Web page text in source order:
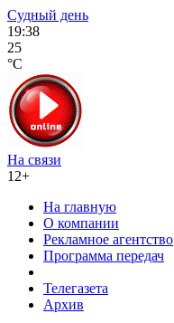
Судный день
19:38
25
°C
На связи
12+
На главную
О компании
Рекламное агентство
Программа передач
Телегазета
Архив